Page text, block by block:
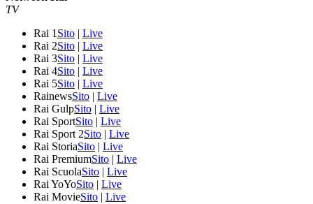
TV
Rai 1 Sito | Live
Rai 2Sito | Live
Rai 3Sito | Live
Rai 4Sito | Live
Rai 5Sito | Live
RainewsSito | Live
Rai GulpSito | Live
Rai SportSito | Live
Rai Sport 2Sito | Live
Rai StoriaSito | Live
Rai PremiumSito | Live
Rai ScuolaSito | Live
Rai YoYoSito | Live
Rai MovieSito | Live